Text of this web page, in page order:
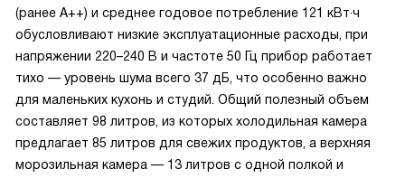
(ранее A++) и среднее годовое потребление 121 кВт·ч
обусловливают низкие эксплуатационные расходы, при
напряжении 220–240 В и частоте 50 Гц прибор работает
тихо — уровень шума всего 37 дБ, что особенно важно
для маленьких кухонь и студий. Общий полезный объем
составляет 98 литров, из которых холодильная камера
предлагает 85 литров для свежих продуктов, а верхняя
морозильная камера — 13 литров с одной полкой и